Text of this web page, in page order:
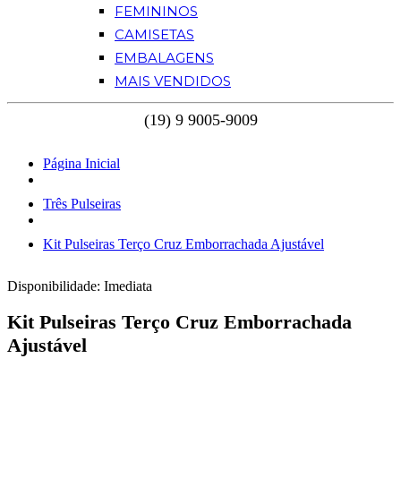
FEMININOS
CAMISETAS
EMBALAGENS
MAIS VENDIDOS
Página Inicial
Três Pulseiras
Kit Pulseiras Terço Cruz Emborrachada Ajustável
Disponibilidade: Imediata
Kit Pulseiras Terço Cruz Emborrachada
Ajustável